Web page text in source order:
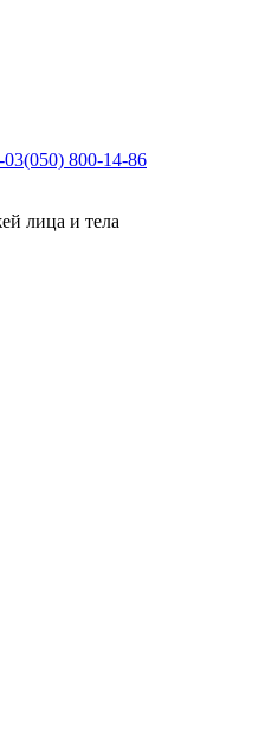
03(050) 800-14-86
лица и тела